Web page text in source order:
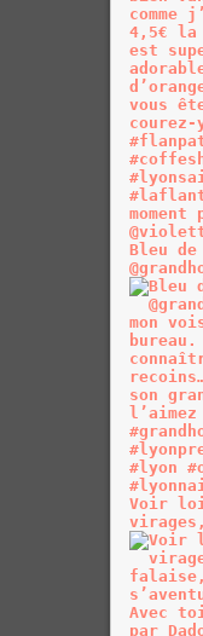
Bleu
Voir